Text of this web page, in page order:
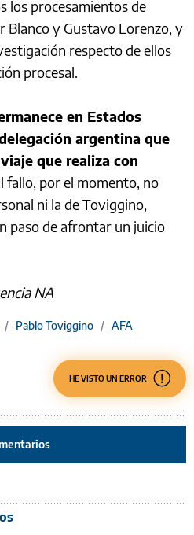
los procesamientos de
Blanco y Gustavo Lorenzo, y
respecto de ellos
procesal.
en Estados
argentina que
que realiza con
fallo, por el momento, no
ni la de Toviggino,
paso de afrontar un juicio
NA
/ Pablo Toviggino / AFA
HE VISTO UN ERROR